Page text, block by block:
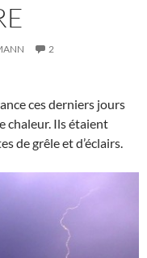
2
ces derniers jours
chaleur. Ils étaient
de grêle et d’éclairs.